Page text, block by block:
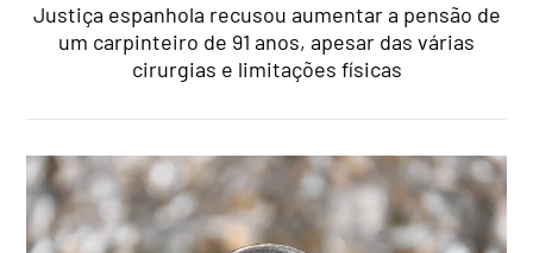
Justiça espanhola recusou aumentar a pensão de
um carpinteiro de 91 anos, apesar das várias
cirurgias e limitações físicas